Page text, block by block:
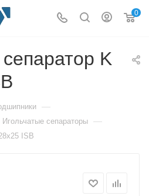
0
K
—
Игольчатые сепараторы —
ISB